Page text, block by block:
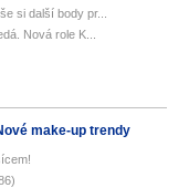
si další body pr...
Nová role K...
make-up trendy